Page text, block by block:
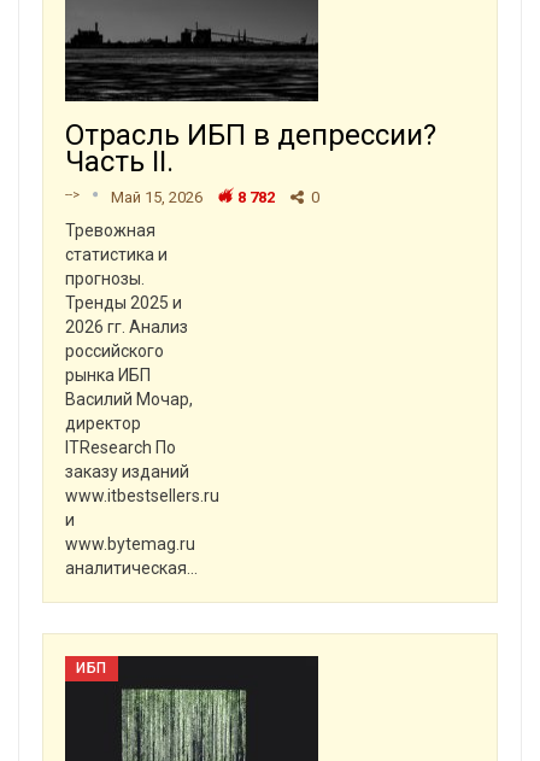
Отрасль ИБП в депрессии?
Часть II.
--> Май 15, 2026 8 782 0
Тревожная
статистика и
прогнозы.
Тренды 2025 и
2026 гг. Анализ
российского
рынка ИБП
Василий Мочар,
директор
ITResearch По
заказу изданий
www.itbestsellers.ru
и
www.bytemag.ru
аналитическая
ИБП